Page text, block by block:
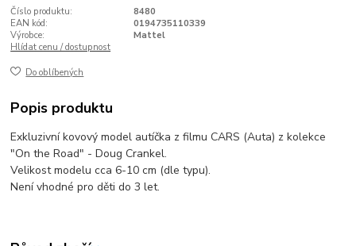
Číslo produktu:
8480
EAN kód:
0194735110339
Výrobce:
Mattel
Hlídat cenu / dostupnost
Do oblíbených
Popis produktu
Exkluzivní kovový model autíčka z filmu CARS (Auta) z kolekce
"On the Road" - Doug Crankel.
Velikost modelu cca 6-10 cm (dle typu).
Není vhodné pro děti do 3 let.